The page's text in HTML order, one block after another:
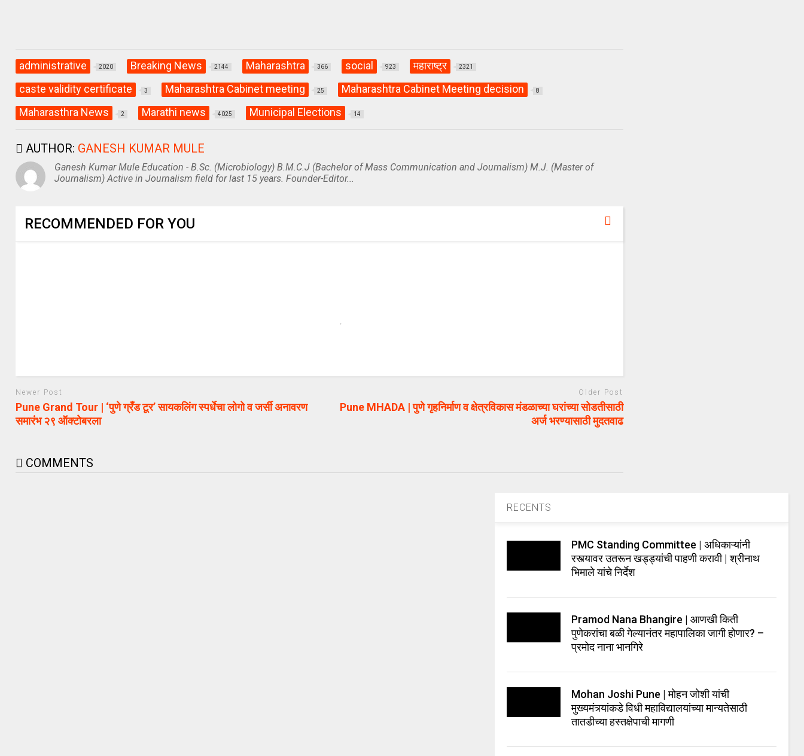
administrative 2020 Breaking News 2144 Maharashtra 366 social 923 महाराष्ट्र 2321
caste validity certificate 3 Maharashtra Cabinet meeting 25 Maharashtra Cabinet Meeting decision 8
Maharasthra News 2 Marathi news 4025 Municipal Elections 14
AUTHOR: GANESH KUMAR MULE
Ganesh Kumar Mule Education - B.Sc. (Microbiology) B.M.C.J (Bachelor of Mass Communication and Journalism) M.J. (Master of
Journalism) Active in Journalism field for last 15 years. Founder-Editor...
RECOMMENDED FOR YOU
Newer Post
Pune Grand Tour | ‘पुणे ग्रँड टूर’ सायकलिंग स्पर्धेचा लोगो व जर्सी अनावरण
समारंभ २९ ऑक्टोबरला
Older Post
Pune MHADA | पुणे गृहनिर्माण व क्षेत्रविकास मंडळाच्या घरांच्या सोडतीसाठी
अर्ज भरण्यासाठी मुदतवाढ
COMMENTS
RECENTS
PMC Standing Committee | अधिकाऱ्यांनी
रस्त्यावर उतरून खड्ड्यांची पाहणी करावी | श्रीनाथ
भिमाले यांचे निर्देश
Pramod Nana Bhangire | आणखी किती
पुणेकरांचा बळी गेल्यानंतर महापालिका जागी होणार? –
प्रमोद नाना भानगिरे
Mohan Joshi Pune | मोहन जोशी यांची
मुख्यमंत्र्यांकडे विधी महाविद्यालयांच्या मान्यतेसाठी
तातडीच्या हस्तक्षेपाची मागणी